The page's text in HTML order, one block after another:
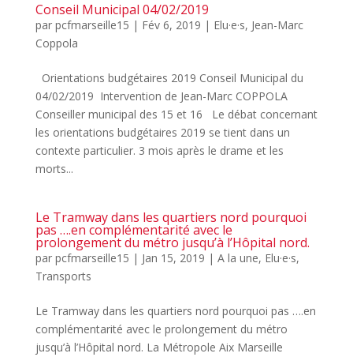
Conseil Municipal 04/02/2019
par pcfmarseille15 | Fév 6, 2019 | Elu·e·s, Jean-Marc
Coppola
Orientations budgétaires 2019 Conseil Municipal du
04/02/2019 Intervention de Jean-Marc COPPOLA
Conseiller municipal des 15 et 16 Le débat concernant
les orientations budgétaires 2019 se tient dans un
contexte particulier. 3 mois après le drame et les
morts...
Le Tramway dans les quartiers nord pourquoi
pas ….en complémentarité avec le
prolongement du métro jusqu’à l’Hôpital nord.
par pcfmarseille15 | Jan 15, 2019 | A la une, Elu·e·s,
Transports
Le Tramway dans les quartiers nord pourquoi pas ….en
complémentarité avec le prolongement du métro
jusqu’à l’Hôpital nord. La Métropole Aix Marseille